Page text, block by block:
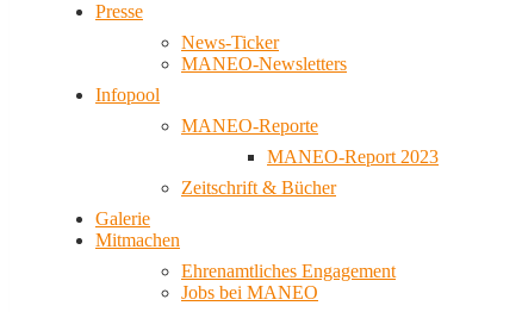
Presse
News-Ticker
MANEO-Newsletters
Infopool
MANEO-Reporte
MANEO-Report 2023
Zeitschrift & Bücher
Galerie
Mitmachen
Ehrenamtliches Engagement
Jobs bei MANEO